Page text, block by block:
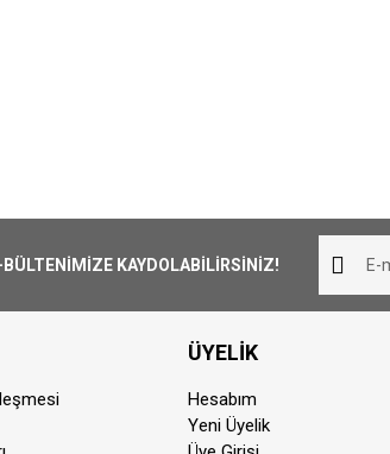
KAYDOLABİLİRSİNİZ!
ÜYELİK
Hesabım
Yeni Üyelik